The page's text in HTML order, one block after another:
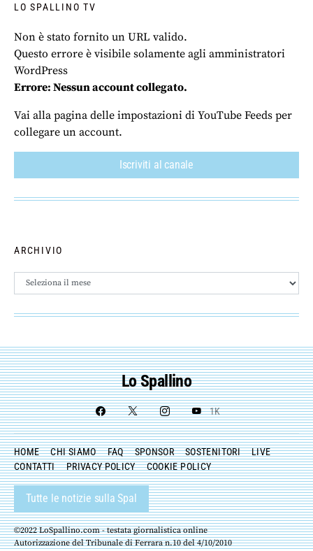
LO SPALLINO TV
Non è stato fornito un URL valido.
Questo errore è visibile solamente agli amministratori
WordPress
Errore: Nessun account collegato.
Vai alla pagina delle impostazioni di YouTube Feeds per
collegare un account.
Iscriviti al canale
ARCHIVIO
Archivio
Lo Spallino
1K
HOME CHI SIAMO FAQ SPONSOR SOSTENITORI
LIVE
CONTATTI
PRIVACY POLICY COOKIE POLICY
Tutte le notizie sulla Spal
©2022 LoSpallino.com - testata giornalistica online
Autorizzazione del Tribunale di Ferrara n.10 del 4/10/2010